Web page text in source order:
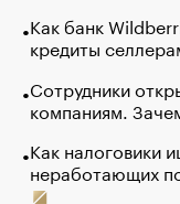
Как банк
кредиты
Сотрудники
компаниям.
Как налоговики
неработающих